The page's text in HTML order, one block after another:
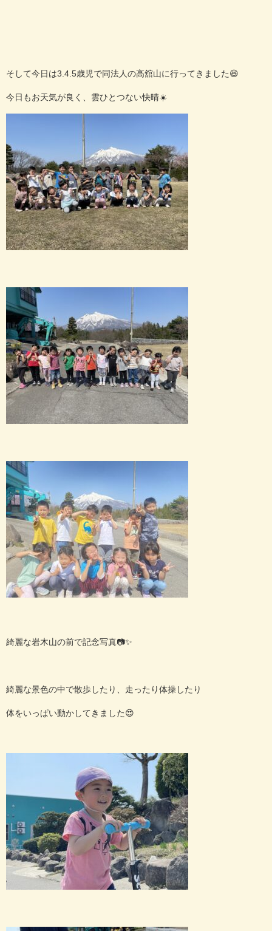
そして今日は3.4.5歳児で同法人の高舘山に行ってきました😆
今日もお天気が良く、雲ひとつない快晴☀️
綺麗な岩木山の前で記念写真📷✨
綺麗な景色の中で散歩したり、走ったり体操したり
体をいっぱい動かしてきました😍